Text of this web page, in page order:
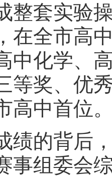
整套实验
在全市高
中化学、
等奖、优
高中首位
的背后，
事组委会